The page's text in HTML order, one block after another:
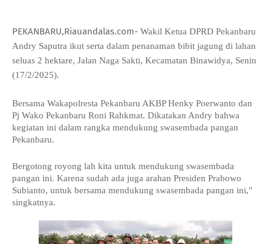
PEKANBARU,Riauandalas.com- Wakil Ketua DPRD Pekanbaru
Andry Saputra ikut serta dalam penanaman bibit jagung di lahan
seluas 2 hektare, Jalan Naga Sakti, Kecamatan Binawidya, Senin
(17/2/2025).
Bersama Wakapolresta Pekanbaru AKBP Henky Poerwanto dan
Pj Wako Pekanbaru Roni Rahkmat. Dikatakan Andry bahwa
kegiatan ini dalam rangka mendukung swasembada pangan
Pekanbaru.
Bergotong royong lah kita untuk mendukung swasembada
pangan ini. Karena sudah ada juga arahan Presiden Prabowo
Subianto, untuk bersama mendukung swasembada pangan ini,"
singkatnya.